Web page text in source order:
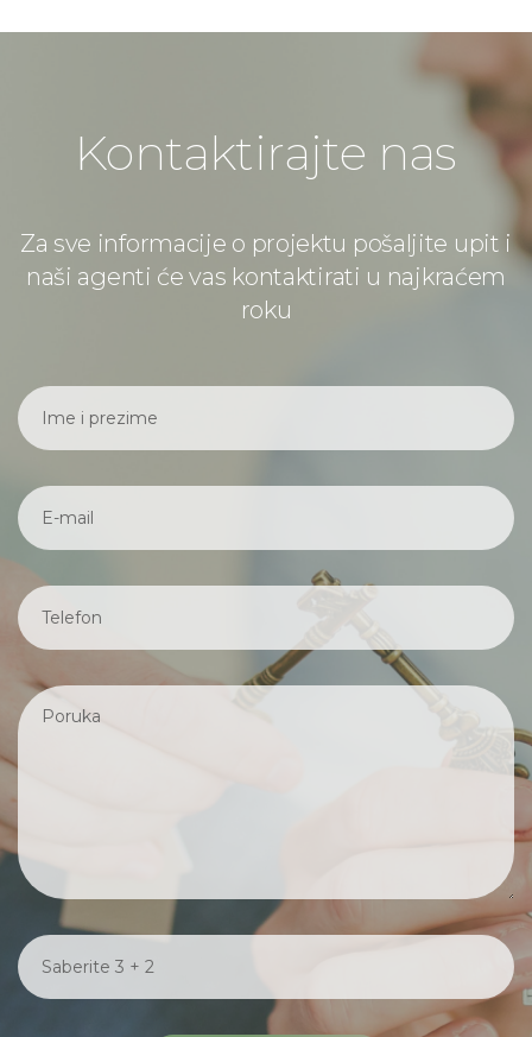
Kontaktirajte nas
Za sve informacije o projektu pošaljite upit i
naši agenti će vas kontaktirati u najkraćem
roku